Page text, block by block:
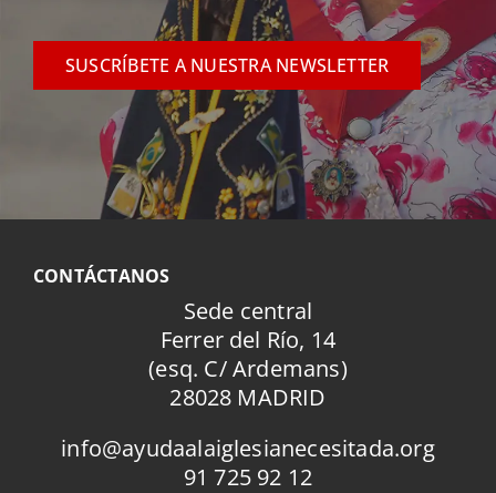
SUSCRÍBETE A NUESTRA NEWSLETTER
CONTÁCTANOS
Sede central
Ferrer del Río, 14
(esq. C/ Ardemans)
28028 MADRID
info@ayudaalaiglesianecesitada.org
91 725 92 12